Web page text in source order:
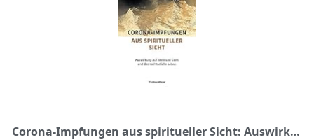
Corona-Impfungen aus spiritueller Sicht: Auswirkungen auf Seele und Geist und das nachtodliche Leben